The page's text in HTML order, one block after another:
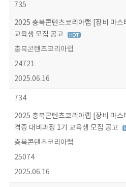
735
2025 충북콘텐츠코리아랩 [장비 마스
교육생 모집 공고
충북콘텐츠코리아랩
24721
2025.06.16
734
2025 충북콘텐츠코리아랩 [장비 마
격증 대비과정 1기 교육생 모집 공고
충북콘텐츠코리아랩
25074
2025.06.16